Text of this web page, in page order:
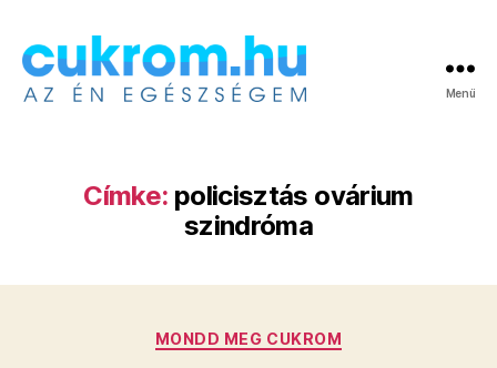
Menü
Címke: policisztás ovárium
szindróma
Kategóriák
MONDD MEG CUKROM